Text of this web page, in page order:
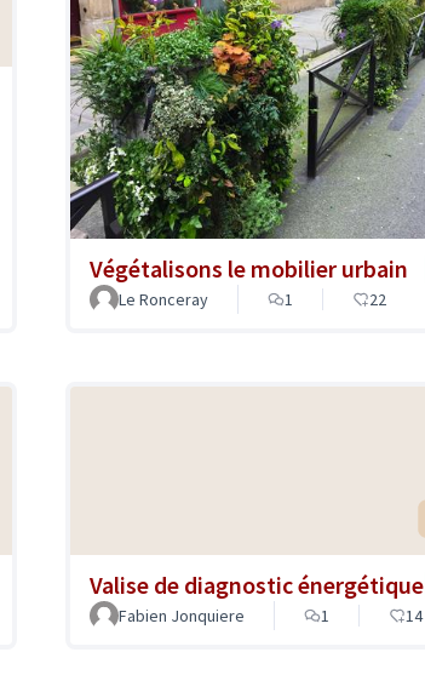
Végétalisons le mobilier urbain
Le Ronceray
1 22
Valise de diagnostic énergétique
Fabien Jonquiere
1 14